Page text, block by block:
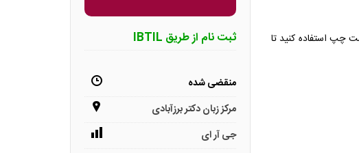
چپ استفاده کنید تا
ثبت نام از طریق IBTIL
منقضی شده
مرکز زبان دکتر برزآبادی
جی آر ای